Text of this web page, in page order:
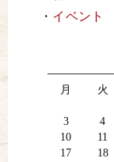
イベント
月 火
3
4
10
11
17
18